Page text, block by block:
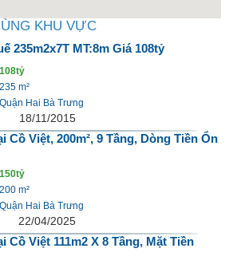
KHU VỰC
235m2x7T MT:8m Giá 108tỷ
108tỷ
235 m²
Quận Hai Bà Trưng
18/11/2015
Cồ Việt, 200m², 9 Tầng, Dòng Tiền Ổn
150tỷ
200 m²
Quận Hai Bà Trưng
22/04/2025
Cồ Việt 111m2 X 8 Tầng, Mặt Tiền